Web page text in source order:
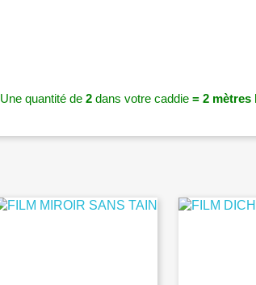
Une quantité de 2 dans votre caddie = 2 mètres